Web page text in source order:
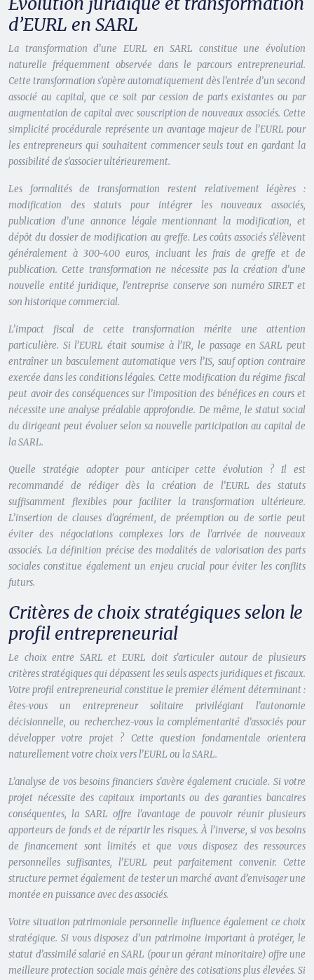
d’EURL en SARL
La transformation d’une EURL en SARL constitue une évolution
naturelle fréquemment observée dans le parcours entrepreneurial.
Cette transformation s’opère automatiquement dès l’entrée d’un second
associé au capital, que ce soit par cession de parts existantes ou par
augmentation de capital avec souscription de nouveaux associés. Cette
simplicité procédurale représente un avantage majeur de l’EURL pour
les entrepreneurs qui souhaitent commencer seuls tout en gardant la
possibilité de s’associer ultérieurement.
Les formalités de transformation restent relativement légères :
modification des statuts pour intégrer les nouveaux associés,
publication d’une annonce légale mentionnant la modification, et
dépôt du dossier de modification au greffe. Les coûts associés s’élèvent
généralement à 300-400 euros, incluant les frais de greffe et de
publication. Cette transformation ne nécessite pas la création d’une
nouvelle entité juridique, l’entreprise conserve son numéro SIRET et
son historique commercial.
L’impact fiscal de cette transformation mérite une attention
particulière. Si l’EURL était soumise à l’IR, le passage en SARL peut
entraîner un basculement automatique vers l’IS, sauf option contraire
exercée dans les conditions légales. Cette modification du régime fiscal
peut avoir des conséquences sur l’imposition des bénéfices en cours et
nécessite une analyse préalable approfondie. De même, le statut social
du dirigeant peut évoluer selon sa nouvelle participation au capital de
la SARL.
Quelle stratégie adopter pour anticiper cette évolution ? Il est
recommandé de rédiger dès la création de l’EURL des statuts
suffisamment flexibles pour faciliter la transformation ultérieure.
L’insertion de clauses d’agrément, de préemption ou de sortie peut
éviter des négociations complexes lors de l’arrivée de nouveaux
associés. La définition précise des modalités de valorisation des parts
sociales constitue également un enjeu crucial pour éviter les conflits
futurs.
Critères de choix stratégiques selon le
profil entrepreneurial
Le choix entre SARL et EURL doit s’articuler autour de plusieurs
critères stratégiques qui dépassent les seuls aspects juridiques et fiscaux.
Votre profil entrepreneurial constitue le premier élément déterminant :
êtes-vous un entrepreneur solitaire privilégiant l’autonomie
décisionnelle, ou recherchez-vous la complémentarité d’associés pour
développer votre projet ? Cette question fondamentale orientera
naturellement votre choix vers l’EURL ou la SARL.
L’analyse de vos besoins financiers s’avère également cruciale. Si votre
projet nécessite des capitaux importants ou des garanties bancaires
conséquentes, la SARL offre l’avantage de pouvoir réunir plusieurs
apporteurs de fonds et de répartir les risques. À l’inverse, si vos besoins
de financement sont limités et que vous disposez des ressources
personnelles suffisantes, l’EURL peut parfaitement convenir. Cette
structure permet également de tester un marché avant d’envisager une
montée en puissance avec des associés.
Votre situation patrimoniale personnelle influence également ce choix
stratégique. Si vous disposez d’un patrimoine important à protéger, le
statut d’assimilé salarié en SARL (pour un gérant minoritaire) offre une
meilleure protection sociale mais génère des cotisations plus élevées. Si